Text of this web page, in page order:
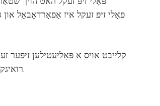
קלייבט אויס א פּאָליעטילען זיפּער
רואיגקייט וואָס עס אָפפערט. נעמט אן א אָרדנטלעכן, אָרגאַניזירטן לייפסטייל מיט א פּאָליעטילען זיפּער זעקל.